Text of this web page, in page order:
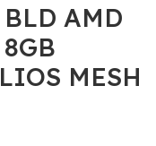
AMD
MESH